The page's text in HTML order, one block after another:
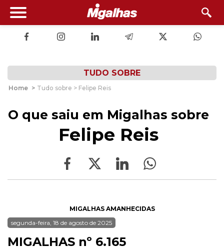
TUDO SOBRE
Home > Tudo sobre > Felipe Reis
O que saiu em Migalhas sobre
Felipe Reis
MIGALHAS AMANHECIDAS
segunda-feira, 18 de agosto de 2025
MIGALHAS nº 6.165